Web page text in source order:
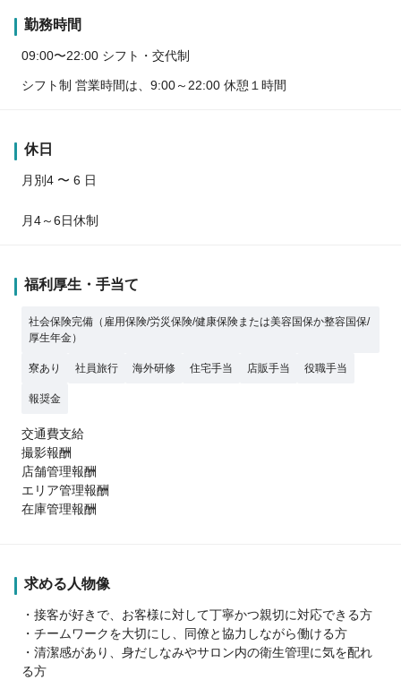
勤務時間
09:00〜22:00 シフト・交代制
シフト制 営業時間は、9:00～22:00 休憩１時間
休日
月別4 〜 6 日
月4～6日休制
福利厚生・手当て
社会保険完備（雇用保険/労災保険/健康保険または美容国保か整容国保/
厚生年金）
寮あり 社員旅行 海外研修 住宅手当 店販手当 役職手当
報奨金
交通費支給
撮影報酬
店舗管理報酬
エリア管理報酬
在庫管理報酬
求める人物像
・接客が好きで、お客様に対して丁寧かつ親切に対応できる方
・チームワークを大切にし、同僚と協力しながら働ける方
・清潔感があり、身だしなみやサロン内の衛生管理に気を配れ
る方